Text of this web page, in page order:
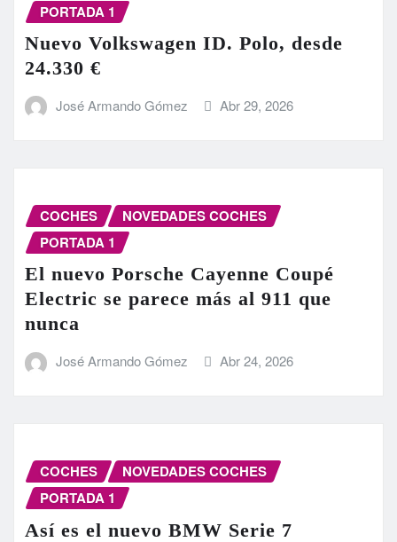
PORTADA 1
Nuevo Volkswagen ID. Polo, desde
24.330 €
José Armando Gómez Abr 29, 2026
COCHES
NOVEDADES COCHES
PORTADA 1
El nuevo Porsche Cayenne Coupé
Electric se parece más al 911 que
nunca
José Armando Gómez Abr 24, 2026
COCHES
NOVEDADES COCHES
PORTADA 1
Así es el nuevo BMW Serie 7